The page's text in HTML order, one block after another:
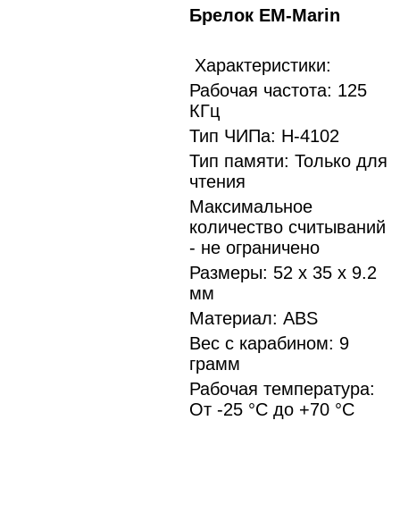
Брелок EM-Marin
Характеристики:
Рабочая частота: 125
КГц
Тип ЧИПа: Н-4102
Тип памяти: Только для
чтения
Максимальное
количество считываний
- не ограничено
Размеры: 52 х 35 х 9.2
мм
Материал: ABS
Вес с карабином: 9
грамм
Рабочая температура:
От -25 °С до +70 °С